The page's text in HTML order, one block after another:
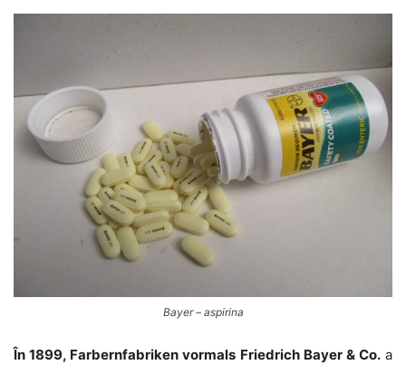
Bayer – aspirina
În 1899, Farbernfabriken vormals Friedrich Bayer & Co.a